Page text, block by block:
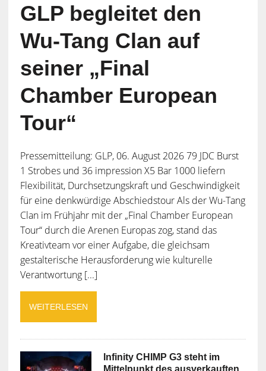
GLP begleitet den
Wu-Tang Clan auf
seiner „Final
Chamber European
Tour“
Pressemitteilung: GLP, 06. August 2026 79 JDC Burst
1 Strobes und 36 impression X5 Bar 1000 liefern
Flexibilität, Durchsetzungskraft und Geschwindigkeit
für eine denkwürdige Abschiedstour Als der Wu-Tang
Clan im Frühjahr mit der „Final Chamber European
Tour“ durch die Arenen Europas zog, stand das
Kreativteam vor einer Aufgabe, die gleichsam
gestalterische Herausforderung wie kulturelle
Verantwortung [...]
WEITERLESEN
Infinity CHIMP G3 steht im
Mittelpunkt des ausverkauften